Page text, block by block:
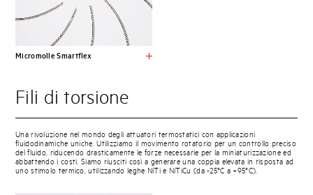
Micromolle Smartflex
Fili di torsione
Una rivoluzione nel mondo degli attuatori termostatici con applicazioni
fluidodinamiche uniche. Utilizziamo il movimento rotatorio per un controllo preciso
del fluido, riducendo drasticamente le forze necessarie per la miniaturizzazione ed
abbattendo i costi. Siamo riusciti così a generare una coppia elevata in risposta ad
uno stimolo termico, utilizzando leghe NiTi e NiTiCu (da -25°C a +95°C).